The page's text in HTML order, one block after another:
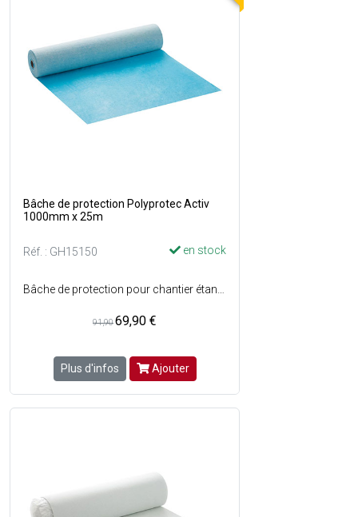
Bâche de protection Polyprotec Activ
1000mm x 25m
Réf. : GH15150 en stock
91,9069,90 €
Plus d'infos Ajouter